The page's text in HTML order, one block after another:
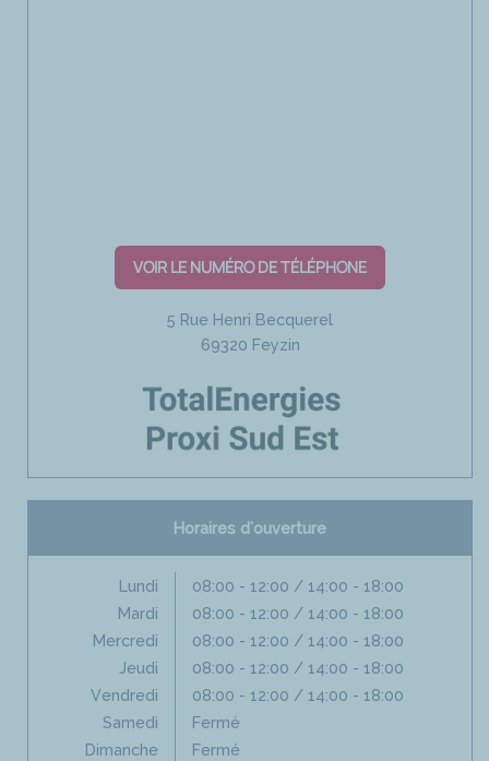
VOIR LE NUMÉRO DE TÉLÉPHONE
5 Rue Henri Becquerel
69320 Feyzin
Horaires d'ouverture
Lundi
08:00 - 12:00 / 14:00 - 18:00
Mardi
08:00 - 12:00 / 14:00 - 18:00
Mercredi
08:00 - 12:00 / 14:00 - 18:00
Jeudi
08:00 - 12:00 / 14:00 - 18:00
Vendredi
08:00 - 12:00 / 14:00 - 18:00
Samedi
Fermé
Dimanche
Fermé